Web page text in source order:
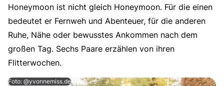
Honeymoon ist nicht gleich Honeymoon. Für die einen
Honeymoon ist nicht gleich Honeymoon. Für die einen
bedeutet er Fernweh und Abenteuer, für die anderen
Ruhe, Nähe oder bewusstes Ankommen nach dem
großen Tag. Sechs Paare erzählen von ihren
Flitterwochen.
Foto: @yvonnemiss.de